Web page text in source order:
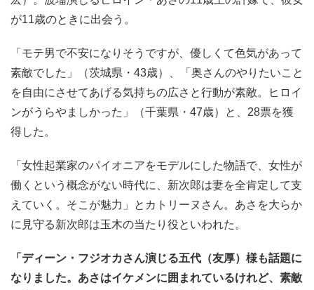
が11歳のときに出会う。
「モテ男で不安になりそうですが、優しくて色気があって
素敵でした」（茨城県・43歳）、「奥さんのやりたいこと
を自由にさせてあげる気持ちの広さと行動が素敵。ヒロイ
ンがうらやましかった」（千葉県・47歳）と、28票を獲
得した。
「女性起業家のパイオニアをモデルにした物語で、女性が
働くという概念がない時代に、新次郎は妻を全肯定して支
えていく。そこが魅力」とカトリーヌさん。あさを大らか
に見守る新次郎は玉木の当たり役といわれた。
「ディーン・フジオカさん演じる五代（友厚）様も話題に
なりました。あさはイケメンに囲まれているけれど、素敵